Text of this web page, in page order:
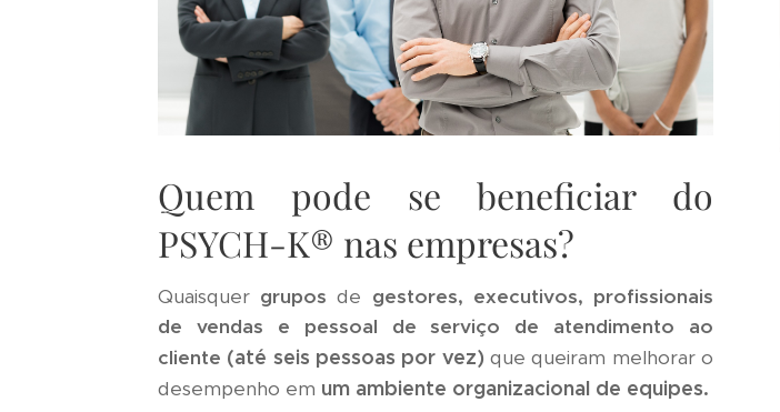
Quem pode se beneficiar do
PSYCH-K® nas empresas?
Quaisquer gruposde gestores, executivos, profissionais
de vendas e pessoal de serviço de atendimento ao
cliente (até seis pessoas por vez)que queiram melhorar o
desempenho em um ambiente organizacional de equipes.